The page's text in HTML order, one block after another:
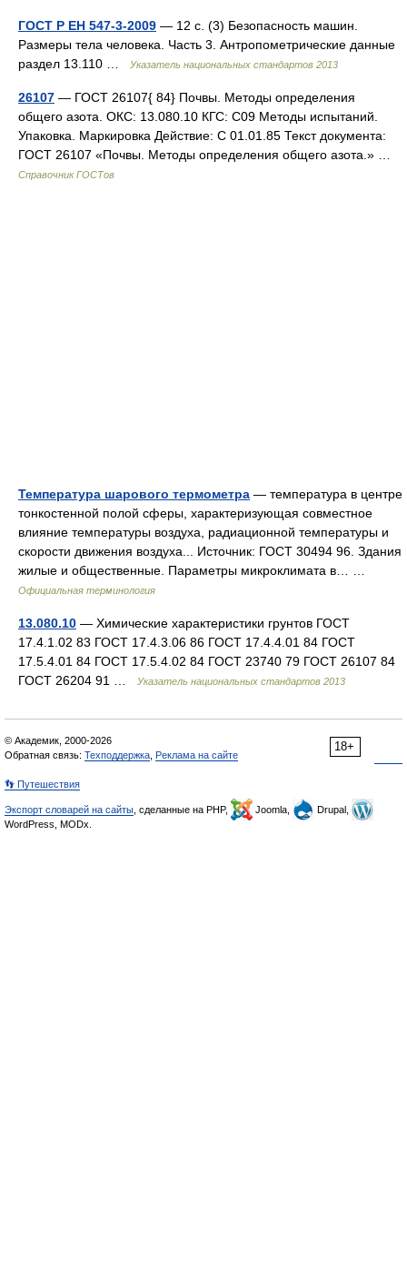
ГОСТ Р ЕН 547-3-2009 — 12 с. (3) Безопасность машин.
Размеры тела человека. Часть 3. Антропометрические данные
раздел 13.110 …
Указатель национальных стандартов 2013
26107 — ГОСТ 26107{ 84} Почвы. Методы определения
общего азота. ОКС: 13.080.10 КГС: С09 Методы испытаний.
Упаковка. Маркировка Действие: С 01.01.85 Текст документа:
ГОСТ 26107 «Почвы. Методы определения общего азота.» …
Справочник ГОСТов
Температура шарового термометра — температура в центре
тонкостенной полой сферы, характеризующая совместное
влияние температуры воздуха, радиационной температуры и
скорости движения воздуха... Источник: ГОСТ 30494 96. Здания
жилые и общественные. Параметры микроклимата в… …
Официальная терминология
13.080.10 — Химические характеристики грунтов ГОСТ
17.4.1.02 83 ГОСТ 17.4.3.06 86 ГОСТ 17.4.4.01 84 ГОСТ
17.5.4.01 84 ГОСТ 17.5.4.02 84 ГОСТ 23740 79 ГОСТ 26107 84
ГОСТ 26204 91 …
Указатель национальных стандартов 2013
18+
© Академик, 2000-2026
Обратная связь: Техподдержка Реклама на сайте
👣 Путешествия
Экспорт словарей на сайты , сделанные на PHP, Joomla,
Drupal,
WordPress, MODx.